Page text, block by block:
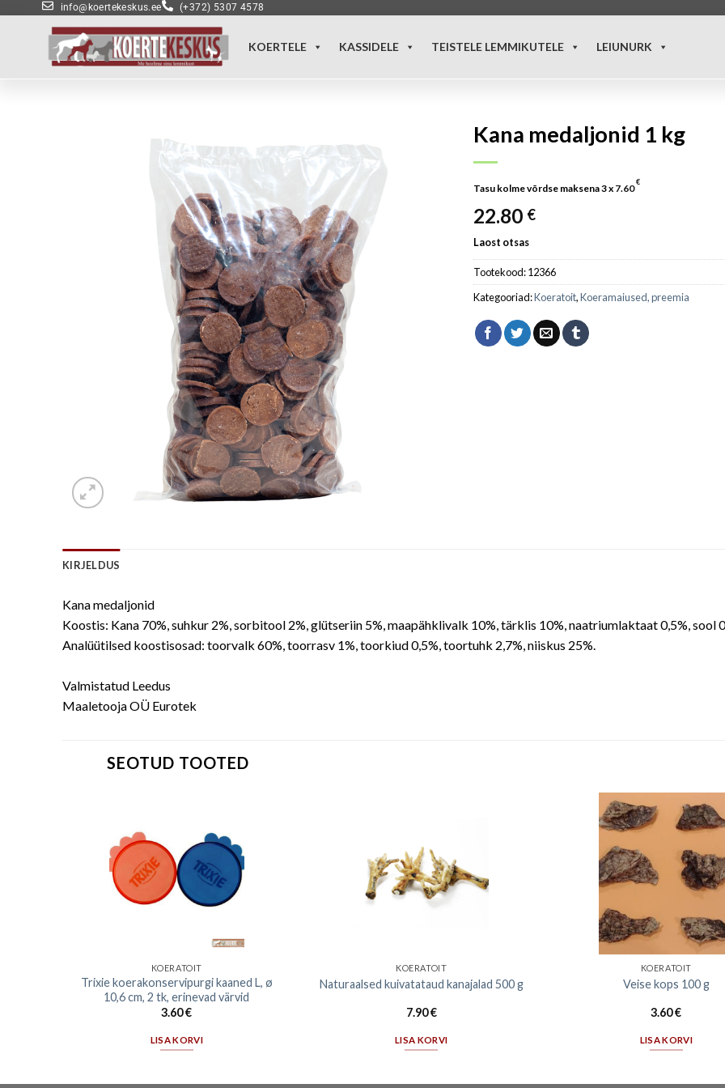
info@koertekeskus.ee (+372) 5307 4578
KOERTELE KASSIDELE TEISTELE LEMMIKUTELE LEIUNURK
Kana medaljonid 1 kg
Tasu kolme võrdse maksena 3 x 7.60
€
22.80 €
Laost otsas
Tootekood:12366
Kategooriad:Koeratoit,Koeramaiused, preemia
KIRJELDUS
Kana medaljonid
Koostis: Kana 70%, suhkur 2%, sorbitool 2%, glütseriin 5%, maapähklivalk 10%, tärklis 10%, naatriumlaktaat 0,5%, sool
Analüütilsed koostisosad: toorvalk 60%, toorrasv 1%, toorkiud 0,5%, toortuhk 2,7%, niiskus 25%.
Valmistatud Leedus
Maaletooja OÜ Eurotek
SEOTUD TOOTED
KOERATOIT
Trixie koerakonservipurgi kaaned L, ø
10,6 cm, 2 tk, erinevad värvid
3.60€
LISA KORVI
KOERATOIT
Naturaalsed kuivatataud kanajalad 500 g
7.90€
LISA KORVI
KOERATOIT
Veise kops 100 g
3.60€
LISA KORVI